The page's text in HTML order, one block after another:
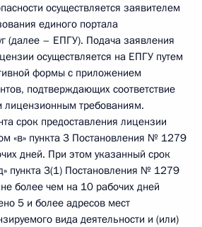
осуществляется заявителем
единого портала
(далее – ЕПГУ). Подача заявления
осуществляется на ЕПГУ путем
формы с приложением
подтверждающих соответствие
лицензионным требованиям.
срок предоставления лицензии
«в» пункта 3 Постановления № 1279
дней. При этом указанный срок
пункта 3(1) Постановления № 1279
более чем на 10 рабочих дней
5 и более адресов мест
вида деятельности и (или)